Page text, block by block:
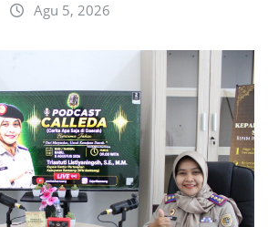
Agu 5, 2026